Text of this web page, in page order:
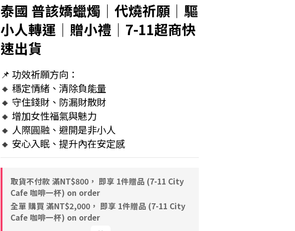
泰國 普該嬌蠟燭｜代燒祈願｜驅
小人轉運｜贈小禮｜7-11超商快
速出貨
📌 功效祈願方向：
🔸 穩定情緒、清除負能量
🔸 守住錢財、防漏財散財
🔸 增加女性福氣與魅力
🔸 人際圓融、避開是非小人
🔸 安心入眠、提升內在安定感
取貨不付款 滿NT$800， 即享 1件贈品 (7-11 City
Cafe 咖啡一杯) on order
全單 購買 滿NT$2,000， 即享 1件贈品 (7-11 City
Cafe 咖啡一杯) on order